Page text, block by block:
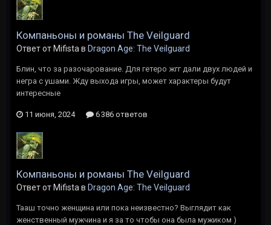
Компаньоны и романы The Veilguard
Ответ от Mifista в Dragon Age: The Veilguard
Блин, что за разочарование. Для гетеро жгг дали двух людей и
негра с ушами. Жду выхода игры, может характеры будут
интересные
11 июня, 2024 6 386 ответов
Компаньоны и романы The Veilguard
Ответ от Mifista в Dragon Age: The Veilguard
Тааш точно женщина или пока неизвестно? Выглядит как
женственный мужчина и я за то чтобы она была мужиком )